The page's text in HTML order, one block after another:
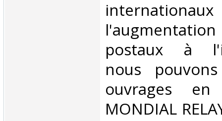
internationaux
postaux à
nous
ouvrages
MONDIAL